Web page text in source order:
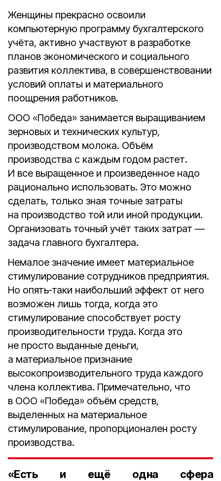
Женщины прекрасно освоили
компьютерную программу бухгалтерского
учёта, активно участвуют в разработке
планов экономического и социального
развития коллектива, в совершенствовании
условий оплаты и материального
поощрения работников.
ООО «Победа» занимается выращиванием
зерновых и технических культур,
производством молока. Объём
производства с каждым годом растет.
И все выращенное и произведенное надо
рационально использовать. Это можно
сделать, только зная точные затраты
на производство той или иной продукции.
Организовать точный учёт таких затрат —
задача главного бухгалтера.
Немалое значение имеет материальное
стимулирование сотрудников предприятия.
Но опять‑таки наибольший эффект от него
возможен лишь тогда, когда это
стимулирование способствует росту
производительности труда. Когда это
не просто выданные деньги,
а материальное признание
высокопроизводительного труда каждого
члена коллектива. Примечательно, что
в ООО «Победа» объём средств,
выделенных на материальное
стимулирование, пропорционален росту
производства.
«Есть и ещё одна сфера